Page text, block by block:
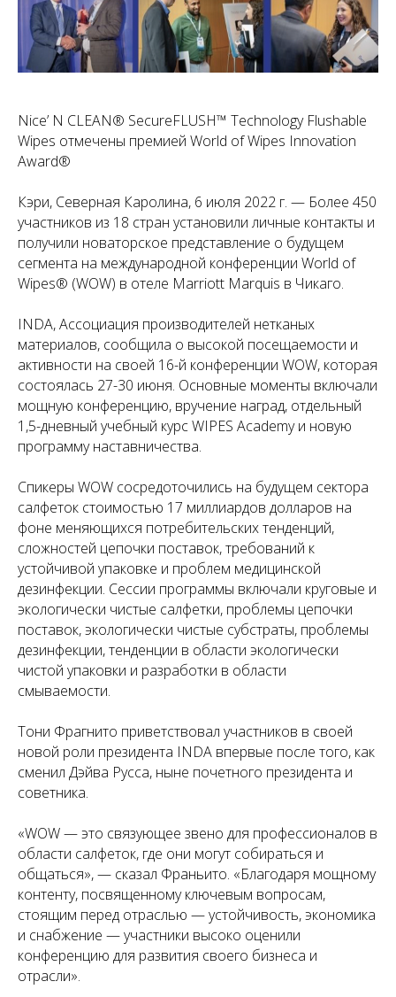
Nice’ N CLEAN® SecureFLUSH™ Technology Flushable
Wipes отмечены премией World of Wipes Innovation
Award®
Кэри, Северная Каролина, 6 июля 2022 г. — Более 450
участников из 18 стран установили личные контакты и
получили новаторское представление о будущем
сегмента на международной конференции World of
Wipes® (WOW) в отеле Marriott Marquis в Чикаго.
INDA, Ассоциация производителей нетканых
материалов, сообщила о высокой посещаемости и
активности на своей 16-й конференции WOW, которая
состоялась 27-30 июня. Основные моменты включали
мощную конференцию, вручение наград, отдельный
1,5-дневный учебный курс WIPES Academy и новую
программу наставничества.
Спикеры WOW сосредоточились на будущем сектора
салфеток стоимостью 17 миллиардов долларов на
фоне меняющихся потребительских тенденций,
сложностей цепочки поставок, требований к
устойчивой упаковке и проблем медицинской
дезинфекции. Сессии программы включали круговые и
экологически чистые салфетки, проблемы цепочки
поставок, экологически чистые субстраты, проблемы
дезинфекции, тенденции в области экологически
чистой упаковки и разработки в области
смываемости.
Тони Фрагнито приветствовал участников в своей
новой роли президента INDA впервые после того, как
сменил Дэйва Русса, ныне почетного президента и
советника.
«WOW — это связующее звено для профессионалов в
области салфеток, где они могут собираться и
общаться», — сказал Франьито. «Благодаря мощному
контенту, посвященному ключевым вопросам,
стоящим перед отраслью — устойчивость, экономика
и снабжение — участники высоко оценили
конференцию для развития своего бизнеса и
отрасли».